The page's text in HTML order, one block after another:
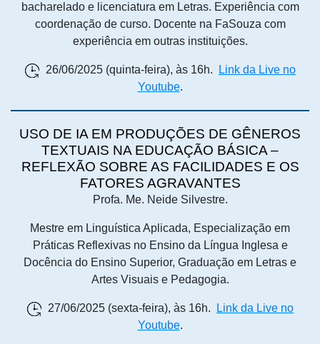
bacharelado e licenciatura em Letras. Experiência com
coordenação de curso. Docente na FaSouza com
experiência em outras instituições.
26/06/2025 (quinta-feira), às 16h.
Link da Live no
Youtube.
USO DE IA EM PRODUÇÕES DE GÊNEROS
TEXTUAIS NA EDUCAÇÃO BÁSICA –
REFLEXÃO SOBRE AS FACILIDADES E OS
FATORES AGRAVANTES
Profa. Me. Neide Silvestre.
Mestre em Linguística Aplicada, Especialização em
Práticas Reflexivas no Ensino da Língua Inglesa e
Docência do Ensino Superior, Graduação em Letras e
Artes Visuais e Pedagogia.
27/06/2025 (sexta-feira), às 16h.
Link da Live no
Youtube.